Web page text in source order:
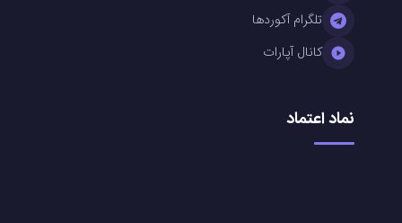
تلگرام آکوردها
کانال آپارات
نماد اعتماد